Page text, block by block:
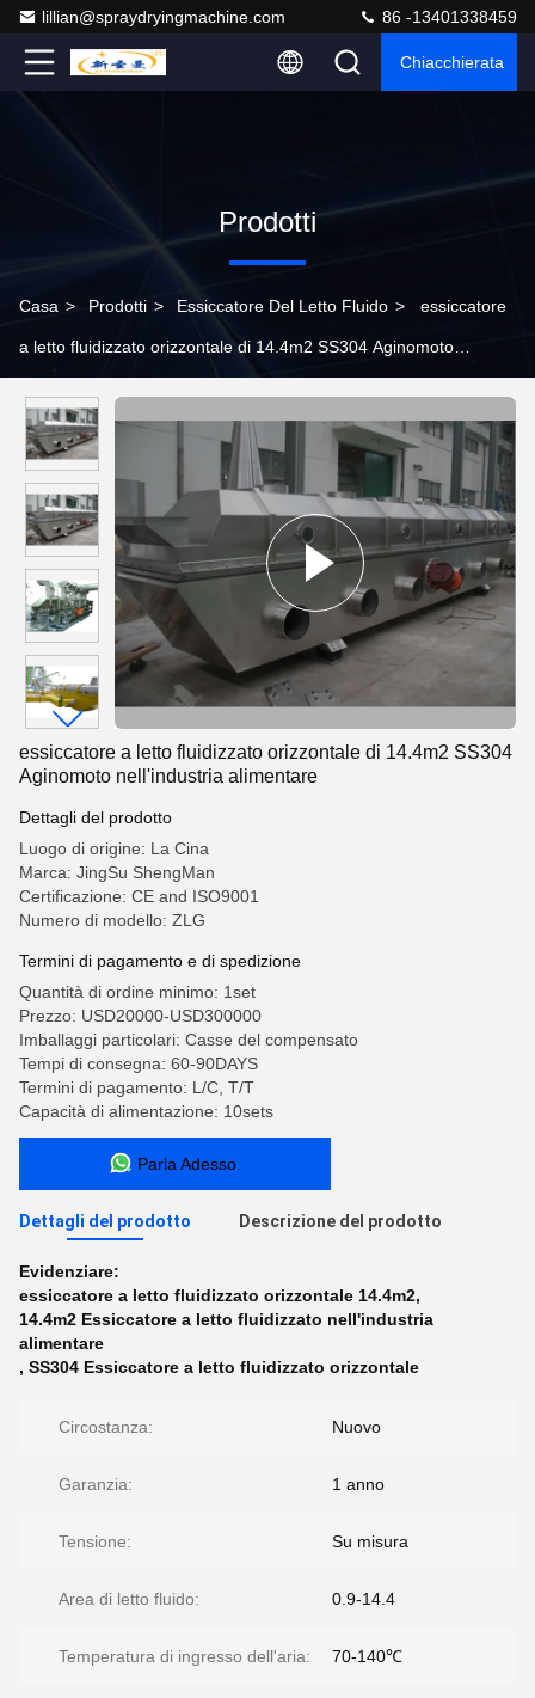
lillian@spraydryingmachine.com 86 -13401338459
Chiacchierata
Prodotti
Casa > Prodotti > Essiccatore Del Letto Fluido > essiccatore
a letto fluidizzato orizzontale di 14.4m2 SS304 Aginomoto
essiccatore a letto fluidizzato orizzontale di 14.4m2 SS304
Aginomoto nell'industria alimentare
Dettagli del prodotto
Luogo di origine: La Cina
Marca: JingSu ShengMan
Certificazione: CE and ISO9001
Numero di modello: ZLG
Termini di pagamento e di spedizione
Quantità di ordine minimo: 1set
Prezzo: USD20000-USD300000
Imballaggi particolari: Casse del compensato
Tempi di consegna: 60-90DAYS
Termini di pagamento: L/C, T/T
Capacità di alimentazione: 10sets
Parla Adesso.
Dettagli del prodotto Descrizione del prodotto
Evidenziare:
essiccatore a letto fluidizzato orizzontale 14.4m2,
14.4m2 Essiccatore a letto fluidizzato nell'industria
alimentare
, SS304 Essiccatore a letto fluidizzato orizzontale
Circostanza: Nuovo
Garanzia: 1 anno
Tensione: Su misura
Area di letto fluido: 0.9-14.4
Temperatura di ingresso dell'aria: 70-140℃